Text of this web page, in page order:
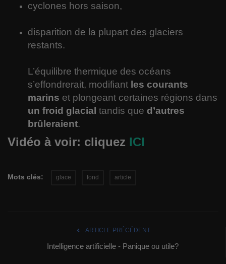
Espace
Automobile
cyclones hors saison,
disparition de la plupart des glaciers
restants.
L’équilibre thermique des océans
s’effondrerait, modifiant les courants
marins et plongeant certaines régions dans
un froid glacial tandis que d’autres
brûleraient.
Vidéo à voir: cliquez ICI
Mots clés: glace fond article
ARTICLE PRÉCÉDENT
Intelligence artificielle - Panique ou utile?